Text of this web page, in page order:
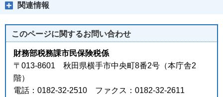
関連情報
このページに関するお問い合わせ
財務部税務課市民保険税係
〒013-8601 秋田県横手市中央町8番2号（本庁舎2
階）
電話：0182-32-2510 ファクス：0182-32-2611